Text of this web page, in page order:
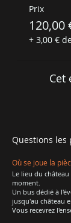
Prix
120,00
+ 3,00 €
Cet
Questions les
Où se joue la
Le lieu du
moment.
Un bus dédié à
jusqu'au château
Vous recevrez